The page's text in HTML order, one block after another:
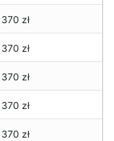
370 zł
370 zł
370 zł
370 zł
370 zł